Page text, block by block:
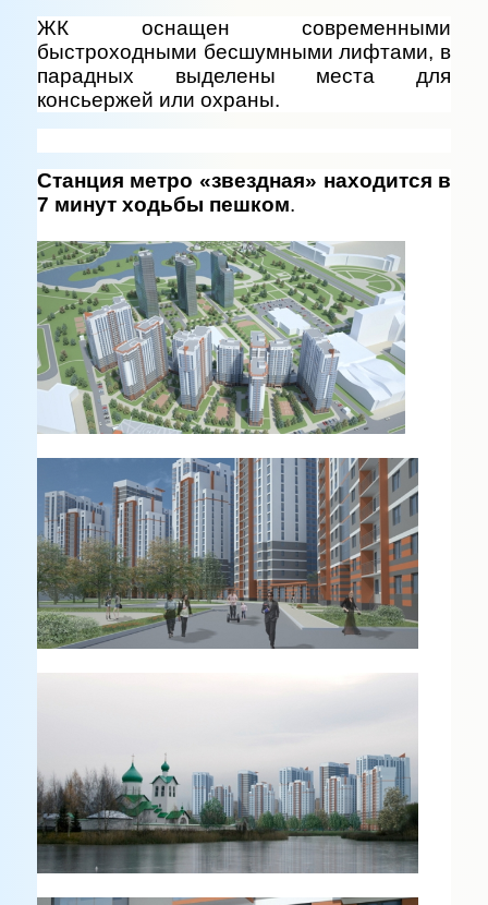
ЖК оснащен современными
быстроходными бесшумными лифтами, в
парадных выделены места для
консьержей или охраны.
Станция метро «звездная» находится в
7 минут ходьбы пешком.